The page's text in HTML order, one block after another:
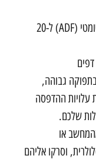
מזין מסמכים אוטומטי (ADF) ל-20
גבוהה,
עלויות ההדפסה
שלכם.
או
וסרקו אליהם